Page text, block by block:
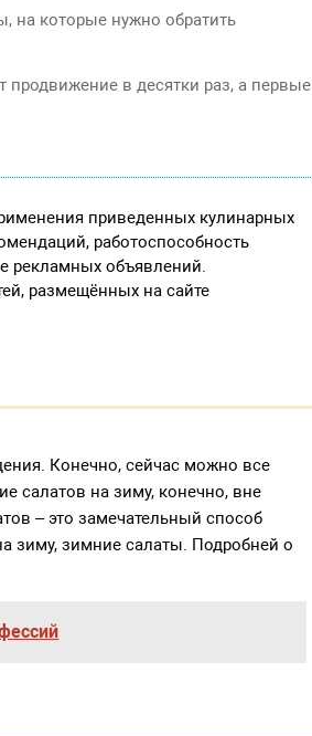
на которые нужно обратить
продвижение в десятки раз, а первые
приведенных кулинарных
работоспособность
рекламных объявлений.
размещённых на сайте
Конечно, сейчас можно все
салатов на зиму, конечно, вне
– это замечательный способ
зиму, зимние салаты. Подробней о